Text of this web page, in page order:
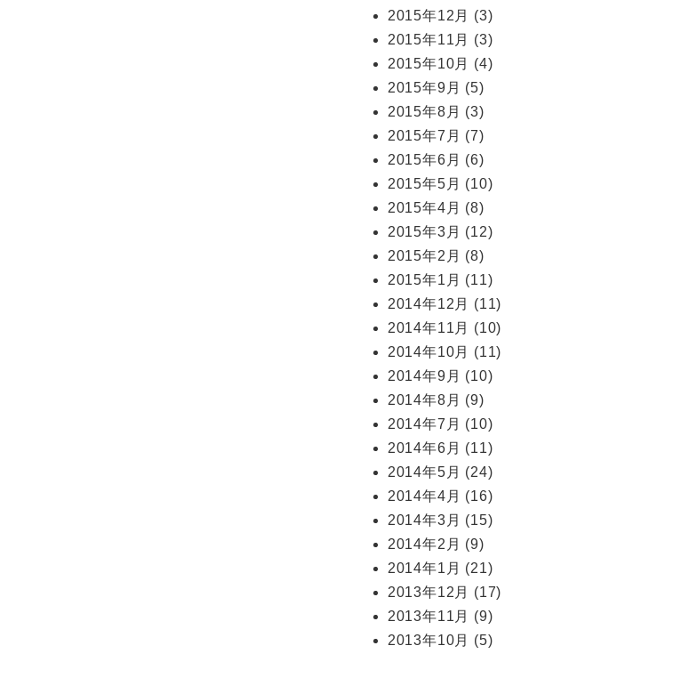
2015年12月
(3)
2015年11月
(3)
2015年10月
(4)
2015年9月 (5)
2015年8月 (3)
2015年7月 (7)
2015年6月 (6)
2015年5月 (10)
2015年4月 (8)
2015年3月 (12)
2015年2月 (8)
2015年1月 (11)
2014年12月
(11)
2014年11月
(10)
2014年10月
(11)
2014年9月 (10)
2014年8月 (9)
2014年7月 (10)
2014年6月 (11)
2014年5月 (24)
2014年4月 (16)
2014年3月 (15)
2014年2月 (9)
2014年1月 (21)
2013年12月
(17)
2013年11月
(9)
2013年10月
(5)